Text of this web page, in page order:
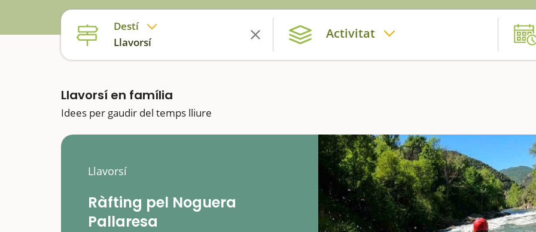
Destí
Llavorsí
Activitat
Llavorsí en família
Idees per gaudir del temps lliure
Llavorsí
Ràfting pel Noguera
Pallaresa